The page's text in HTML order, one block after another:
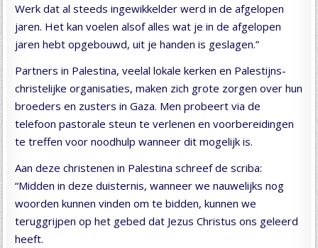
Werk dat al steeds ingewikkelder werd in de afgelopen
jaren. Het kan voelen alsof alles wat je in de afgelopen
jaren hebt opgebouwd, uit je handen is geslagen.”
Partners in Palestina, veelal lokale kerken en Palestijns-
christelijke organisaties, maken zich grote zorgen over hun
broeders en zusters in Gaza. Men probeert via de
telefoon pastorale steun te verlenen en voorbereidingen
te treffen voor noodhulp wanneer dit mogelijk is.
Aan deze christenen in Palestina schreef de scriba:
“Midden in deze duisternis, wanneer we nauwelijks nog
woorden kunnen vinden om te bidden, kunnen we
teruggrijpen op het gebed dat Jezus Christus ons geleerd
heeft.